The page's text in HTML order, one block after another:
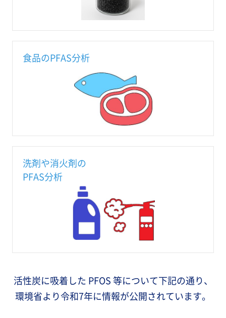
食品のPFAS分析
洗剤や消火剤の
PFAS分析
活性炭に吸着した PFOS 等について下記の通り、
環境省より令和7年に情報が公開されています。